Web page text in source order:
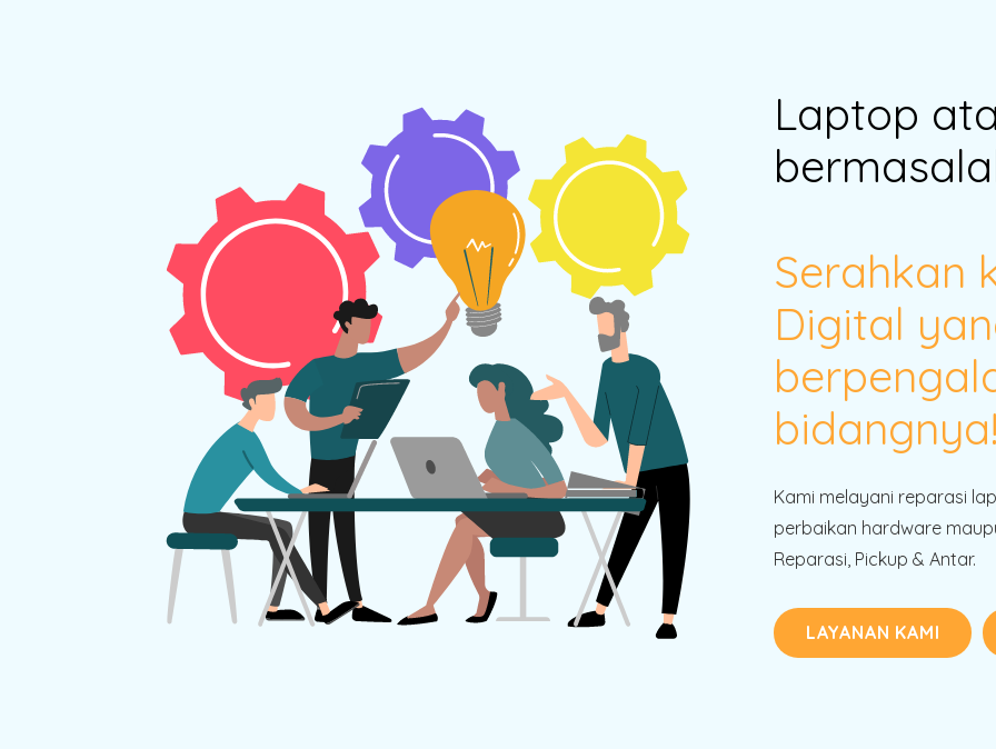
Laptop
Serahkan
Digital
bidangnya!
Kami melayani reparasi
perbaikan hardware
Reparasi, Pickup & Antar.
LAYANAN KAMI